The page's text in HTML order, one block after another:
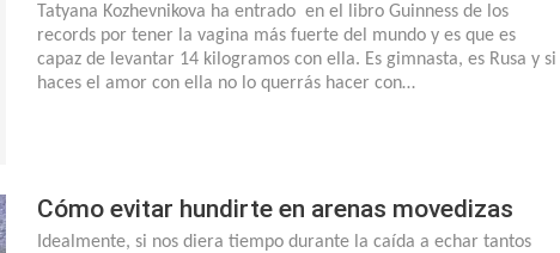
Tatyana Kozhevnikova ha entrado en el libro Guinness de los
records por tener la vagina más fuerte del mundo y es que es
capaz de levantar 14 kilogramos con ella. Es gimnasta, es Rusa y si
haces el amor con ella no lo querrás hacer con…
Cómo evitar hundirte en arenas movedizas
Idealmente, si nos diera tiempo durante la caída a echar tantos